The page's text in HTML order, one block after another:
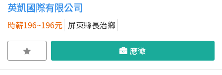
英凱國際有限公司
時薪196~196元 屏東縣長治鄉
應徵